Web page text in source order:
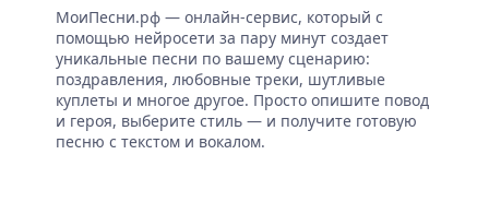
МоиПесни.рф — онлайн-сервис, который с
помощью нейросети за пару минут создает
уникальные песни по вашему сценарию:
поздравления, любовные треки, шутливые
куплеты и многое другое. Просто опишите повод
и героя, выберите стиль — и получите готовую
песню с текстом и вокалом.